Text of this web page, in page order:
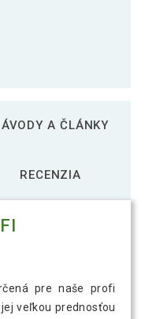
A ČLÁNKY
RECENZIA
pre naše profi
veľkou prednosťou